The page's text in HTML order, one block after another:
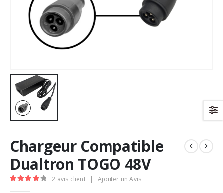
Chargeur Compatible
Dualtron TOGO 48V
2 avis client | Ajouter un Avis